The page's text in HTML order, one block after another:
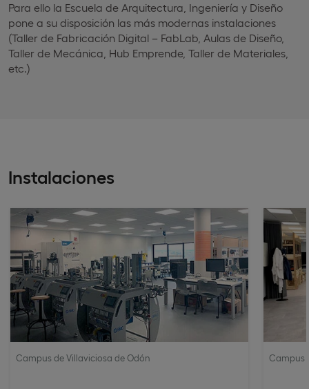
Para ello la Escuela de Arquitectura, Ingeniería y Diseño
pone a su disposición las más modernas instalaciones
(Taller de Fabricación Digital – FabLab, Aulas de Diseño,
Taller de Mecánica, Hub Emprende, Taller de Materiales,
etc.)
Instalaciones
Campus de Villaviciosa de Odón Campus